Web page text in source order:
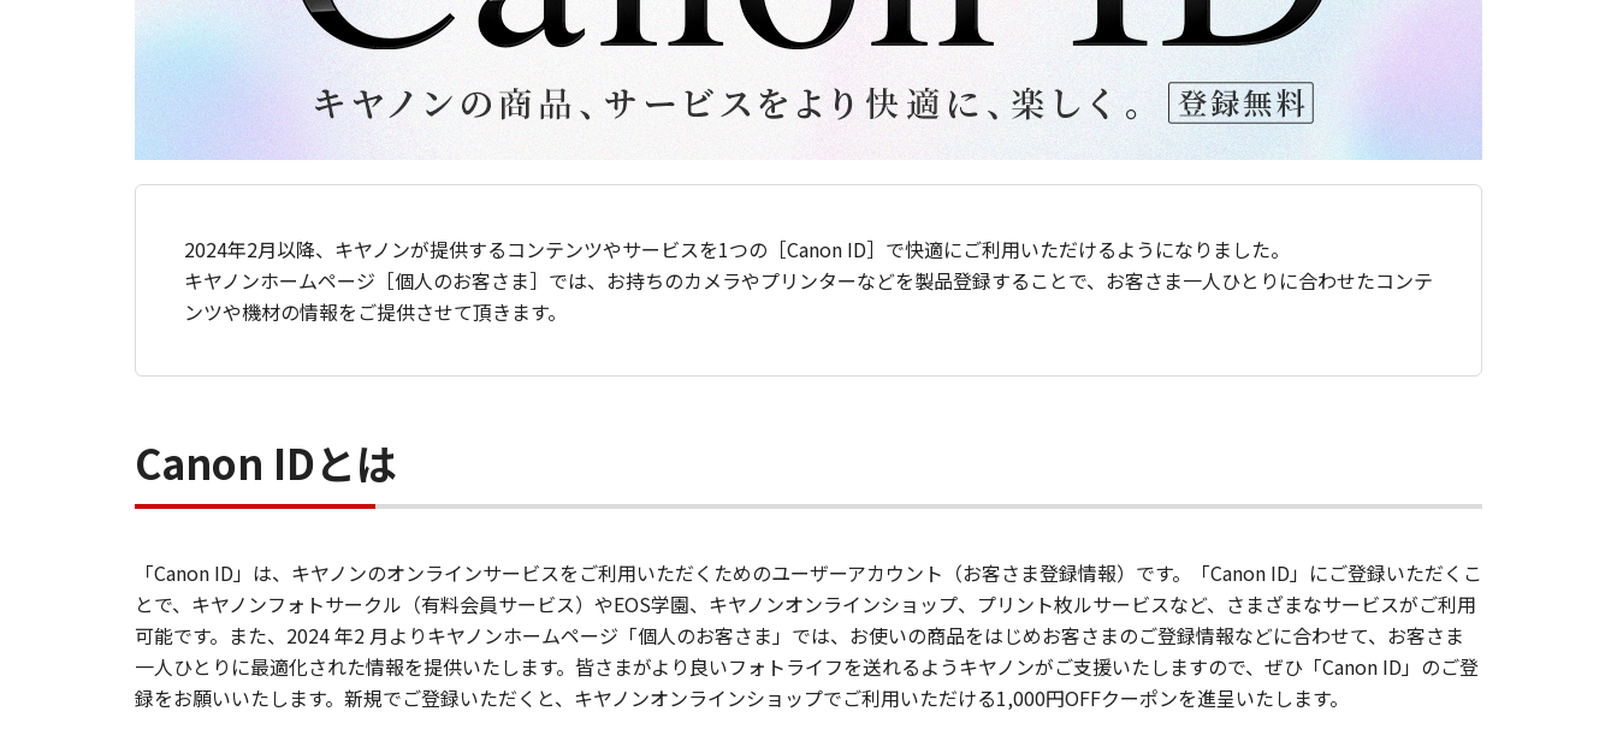
2024年2月以降、キヤノンが提供するコンテンツやサービスを1つの［Canon ID］で快適にご利用いただけるようになりました。
キヤノンホームページ［個人のお客さま］では、お持ちのカメラやプリンターなどを製品登録することで、お客さま一人ひとりに合わせたコンテ
ンツや機材の情報をご提供させて頂きます。
Canon IDとは
「Canon ID」は、キヤノンのオンラインサービスをご利用いただくためのユーザーアカウント（お客さま登録情報）です。「Canon ID」にご登録いただくこ
とで、キヤノンフォトサークル（有料会員サービス）やEOS学園、キヤノンオンラインショップ、プリント枚ルサービスなど、さまざまなサービスがご利用
可能です。また、2024 年2 月よりキヤノンホームページ「個人のお客さま」では、お使いの商品をはじめお客さまのご登録情報などに合わせて、お客さま
一人ひとりに最適化された情報を提供いたします。皆さまがより良いフォトライフを送れるようキヤノンがご支援いたしますので、ぜひ「Canon ID」のご登
録をお願いいたします。新規でご登録いただくと、キヤノンオンラインショップでご利用いただける1,000円OFFクーポンを進呈いたします。